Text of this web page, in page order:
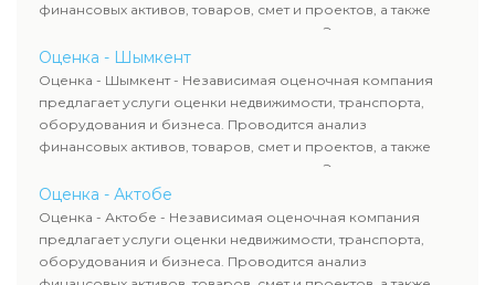
финансовых активов, товаров, смет и проектов, а также
оценка животных и недропользования. Эксперты
определяют рыночную стоимость имущества и
рассчитывают ущерб. Все отчеты соответствуют
требованиям законодательства и используются для
сделок, кредитования и судебных процессов.
Оценка - Шымкент
Оценка - Шымкент - Независимая оценочная компания
предлагает услуги оценки недвижимости, транспорта,
оборудования и бизнеса. Проводится анализ
финансовых активов, товаров, смет и проектов, а также
оценка животных и недропользования. Эксперты
определяют рыночную стоимость имущества и
рассчитывают ущерб. Все отчеты соответствуют
требованиям законодательства и используются для
сделок, кредитования и судебных процессов.
Оценка - Актобе
Оценка - Актобе - Независимая оценочная компания
предлагает услуги оценки недвижимости, транспорта,
оборудования и бизнеса. Проводится анализ